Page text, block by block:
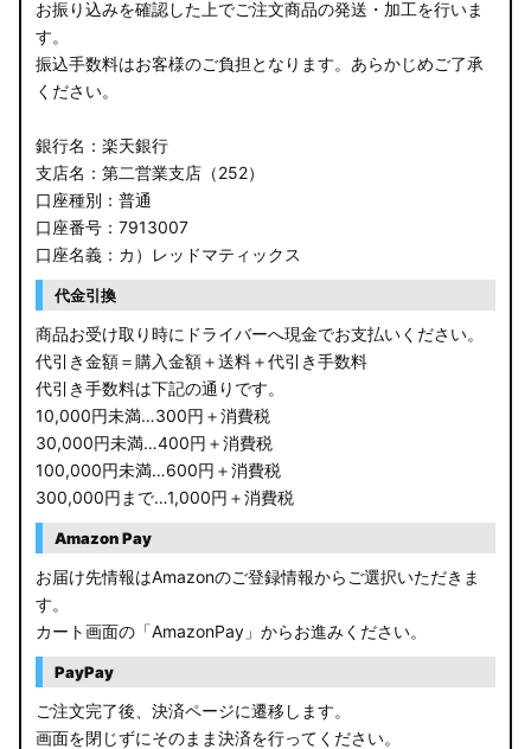
お振り込みを確認した上でご注文商品の発送・加工を行いま
す。
振込手数料はお客様のご負担となります。あらかじめご了承
ください。
銀行名：楽天銀行
支店名：第二営業支店（252）
口座種別：普通
口座番号：7913007
口座名義：カ）レッドマティックス
代金引換
商品お受け取り時にドライバーへ現金でお支払いください。
代引き金額＝購入金額＋送料＋代引き手数料
代引き手数料は下記の通りです。
10,000円未満…300円＋消費税
30,000円未満…400円＋消費税
100,000円未満…600円＋消費税
300,000円まで…1,000円＋消費税
Amazon Pay
お届け先情報はAmazonのご登録情報からご選択いただきま
す。
カート画面の「AmazonPay」からお進みください。
PayPay
ご注文完了後、決済ページに遷移します。
画面を閉じずにそのまま決済を行ってください。